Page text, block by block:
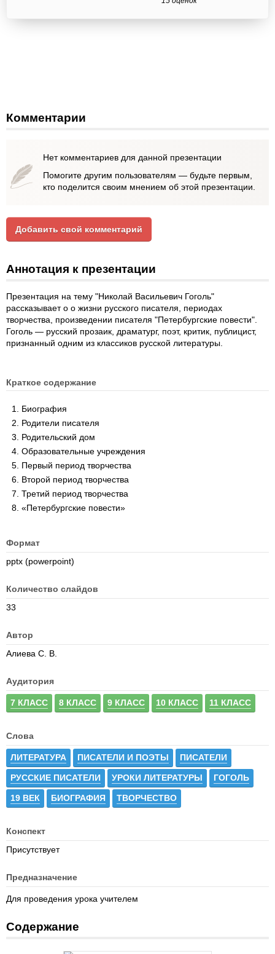
Комментарии
Нет комментариев для данной презентации
Помогите другим пользователям — будьте первым,
кто поделится своим мнением об этой презентации.
Добавить свой комментарий
Аннотация к презентации
Презентация на тему "Николай Васильевич Гоголь"
рассказывает о о жизни русского писателя, периодах
творчества, произведении писателя "Петербургские повести".
Гоголь — русский прозаик, драматург, поэт, критик, публицист,
признанный одним из классиков русской литературы.
Краткое содержание
Биография
Родители писателя
Родительский дом
Образовательные учреждения
Первый период творчества
Второй период творчества
Третий период творчества
«Петербургские повести»
Формат
pptx (powerpoint)
Количество слайдов
33
Автор
Алиева С. В.
Аудитория
7 КЛАСС 8 КЛАСС 9 КЛАСС 10 КЛАСС 11 КЛАСС
Слова
ЛИТЕРАТУРА ПИСАТЕЛИ И ПОЭТЫ ПИСАТЕЛИ
РУССКИЕ ПИСАТЕЛИ УРОКИ ЛИТЕРАТУРЫ ГОГОЛЬ
19 ВЕК БИОГРАФИЯ ТВОРЧЕСТВО
Конспект
Присутствует
Предназначение
Для проведения урока учителем
Содержание